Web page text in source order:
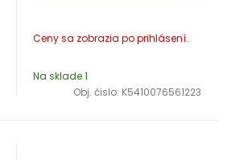
Na sklade 1
Obj. čislo: K5410076561223